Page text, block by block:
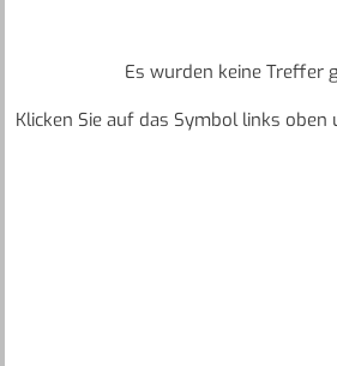
Es wurden keine Treffer
Klicken Sie auf das Symbol links